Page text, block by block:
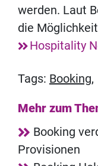
werden. Laut
die
Hospitality
Tags: Booking,
Mehr zum
Booking
Provisionen